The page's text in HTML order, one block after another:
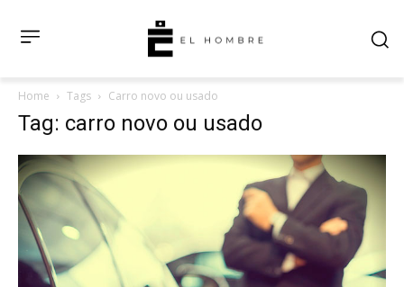
Home Tags Carro novo ou usado
Tag: carro novo ou usado